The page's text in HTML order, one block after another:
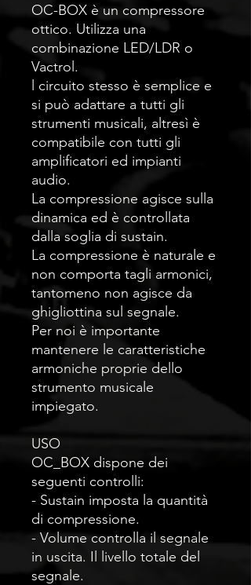
OC-BOX è un compressore
ottico. Utilizza una
combinazione LED/LDR o
Vactrol.
l circuito stesso è semplice e
si può adattare a tutti gli
strumenti musicali, altresì è
compatibile con tutti gli
amplificatori ed impianti
audio.
La compressione agisce sulla
dinamica ed è controllata
dalla soglia di sustain.
La compressione è naturale e
non comporta tagli armonici,
tantomeno non agisce da
ghigliottina sul segnale.
Per noi è importante
mantenere le caratteristiche
armoniche proprie dello
strumento musicale
impiegato.
USO
OC_BOX dispone dei
seguenti controlli:
- Sustain imposta la quantità
di compressione.
- Volume controlla il segnale
in uscita. Il livello totale del
segnale.